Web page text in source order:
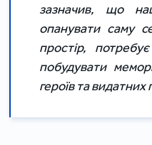
зазначив, що
опанувати саму
простір,
побудувати
героїв та